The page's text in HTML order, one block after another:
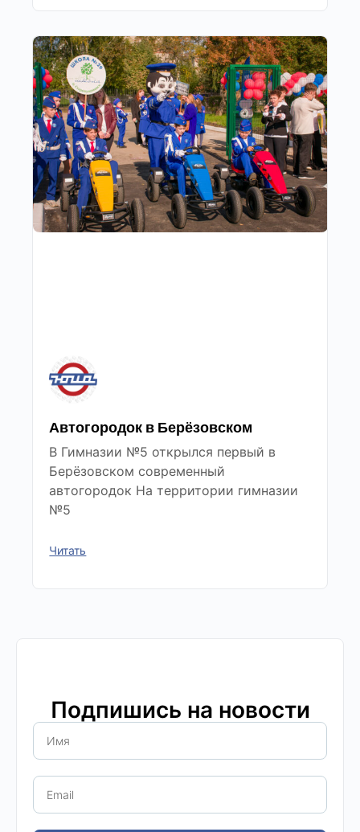
Автогородок в Берёзовском
В Гимназии №5 открылся первый в
Берёзовском современный
автогородок На территории гимназии
№5
Читать
Подпишись на новости